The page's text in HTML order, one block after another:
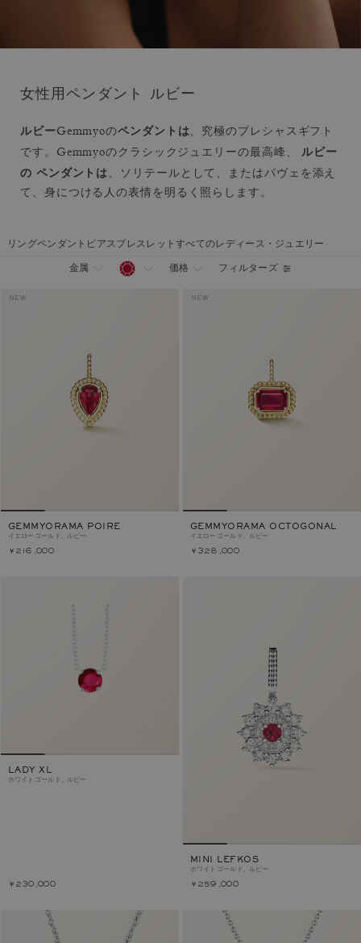
女性用ペンダント ルビー
ルビーGemmyoのペンダントは、究極のプレシャスギフト
です。Gemmyoのクラシックジュエリーの最高峰、
ルビー
の ペンダントは 、ソリテールとして、またはパヴェを添え
て、身につける人の表情を明るく照らします。
リングペンダント ピアスブレスレットすべてのレディース・ジュエリー
金属 価格 フィルターズ
NEW
GEMMYORAMA POIRE
イエローゴールド, ルビー
￥216,000
NEW
GEMMYORAMA OCTOGONAL
イエローゴールド, ルビー
￥328,000
LADY XL
ホワイトゴールド, ルビー
￥230,000
MINI LEFKOS
ホワイトゴールド, ルビー
￥259,000